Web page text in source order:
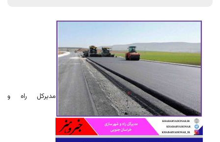
مدیرکل راه و